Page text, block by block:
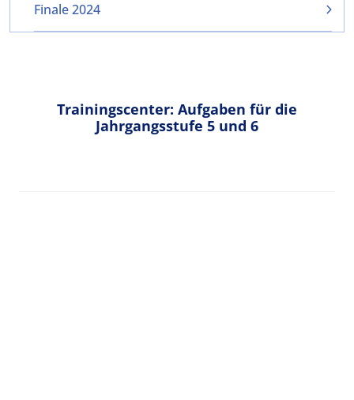
Finale 2024
Trainingscenter: Aufgaben für die
Jahrgangsstufe 5 und 6